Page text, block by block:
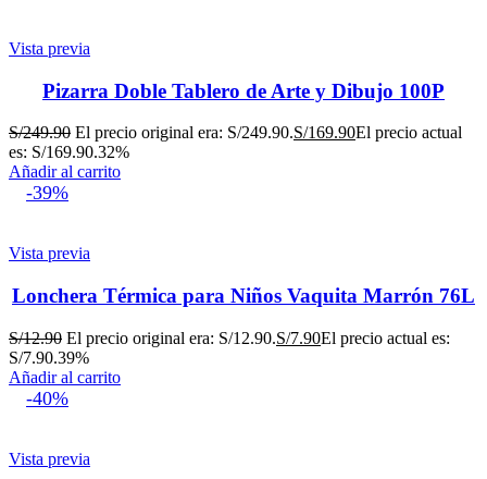
Vista previa
Pizarra Doble Tablero de Arte y Dibujo 100P
S/249.90 El precio original era: S/249.90.S/169.90El precio actual
es: S/169.90.32%
Añadir al carrito
-39%
Vista previa
Lonchera Térmica para Niños Vaquita Marrón 76L
S/12.90 El precio original era: S/12.90.S/7.90El precio actual es:
S/7.90.39%
Añadir al carrito
-40%
Vista previa